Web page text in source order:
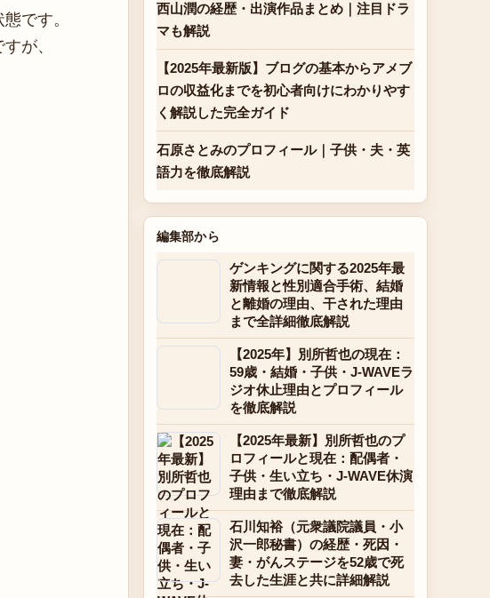
です。
が、
西山潤の経歴・出演作品まとめ｜注目ドラ
マも解説
【2025年最新版】ブログの基本からアメブ
ロの収益化までを初心者向けにわかりやす
く解説した完全ガイド
石原さとみのプロフィール｜子供・夫・英
語力を徹底解説
編集部から
ゲンキングに関する2025年最
新情報と性別適合手術、結婚
と離婚の理由、干された理由
まで全詳細徹底解説
【2025年】別所哲也の現在：
59歳・結婚・子供・J-WAVEラ
ジオ休止理由とプロフィール
を徹底解説
【2025年最新】別所哲也のプ
ロフィールと現在：配偶者・
子供・生い立ち・J-WAVE休演
理由まで徹底解説
石川知裕（元衆議院議員・小
沢一郎秘書）の経歴・死因・
妻・がんステージを52歳で死
去した生涯と共に詳細解説